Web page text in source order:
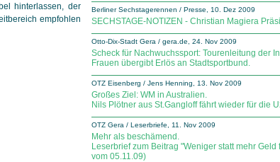
hinterlassen, der
empfohlen
Berliner Sechstagerennen / Presse, 10. Dez 2009
SECHSTAGE-NOTIZEN - Christian Magiera
Otto-Dix-Stadt Gera / gera.de, 24. Nov 2009
Scheck für Nachwuchssport: Tourenleitung der
Frauen übergibt Erlös an Stadtsportbund.
OTZ Eisenberg / Jens Henning, 13. Nov 2009
Großes Ziel: WM in Australien.
Nils Plötner aus St.Gangloff fährt wieder für die
OTZ Gera / Leserbriefe, 11. Nov 2009
Mehr als beschämend.
Leserbrief zum Beitrag "Weniger statt mehr
vom 05.11.09)